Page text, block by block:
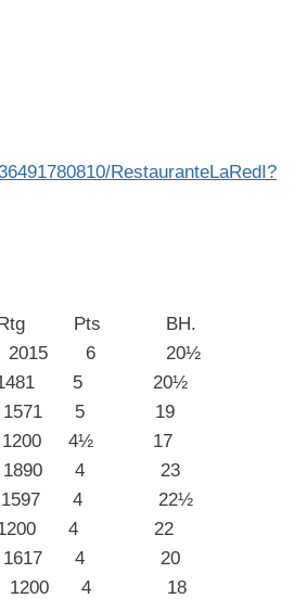
RestauranteLaRedI?
Pts BH.
2015 6 20½
1481 5 20½
1571 5 19
1200 4½ 17
1890 4 23
4 22½
1200 4 22
1617 4 20
1200 4 18